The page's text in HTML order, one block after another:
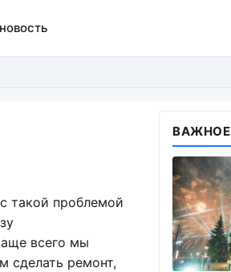
такой проблемой
всего мы
сделать ремонт,
ВАЖНОЕ